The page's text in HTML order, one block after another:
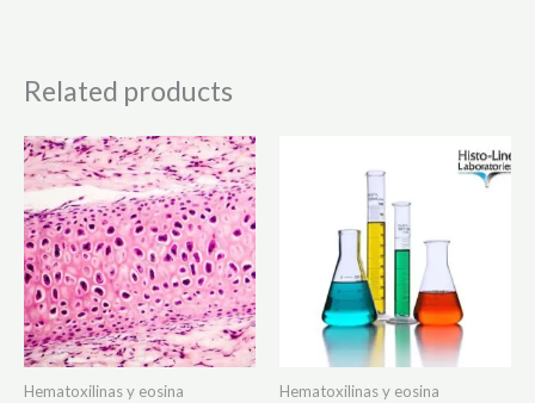
Related products
Hematoxilinas y eosina Hematoxilinas y eosina